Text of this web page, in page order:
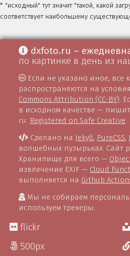
* "исходный" тут значит "такой, какой
соответствует наибольшему
dxfoto.ru –
по картинке в день из
Если не указано иное, все
распространяются на
Commons Attribution (CC-BY).
в исходном качестве —
ru. Registered on Safe Creative
Сделано на Jekyll, PureCSS,
волшебных пузырьках. Сайт
Хранилище для всего —
извлечение EXIF — Cloud
выполняется на Github
Мы не собираем
используем трекеры.
flickr
500px